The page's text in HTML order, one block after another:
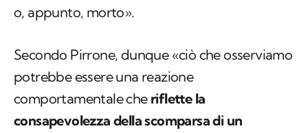
o, appunto, morto».
Secondo Pirrone, dunque «ciò che osserviamo
potrebbe essere una reazione
comportamentale cheriflette la
consapevolezza della scomparsa di un